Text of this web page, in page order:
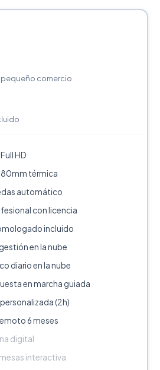
comercio
HD
térmica
automático
con licencia
incluido
en la nube
diario en la nube
en marcha guiada
(2h)
6 meses
digital
interactiva